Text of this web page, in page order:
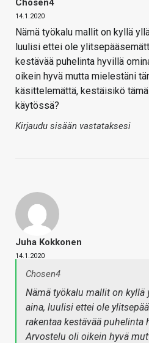
14.1.2020
Nämä työkalu mallit on kyllä
luulisi ettei ole
kestävää puhelinta hyvillä
oikein hyvä mutta mielestäni
käsittelemättä, kestäisikö
käytössä?
Kirjaudu sisään vastataksesi
Juha Kokkonen
14.1.2020
Chosen4
Nämä työkalu mallit on kyllä
aina, luulisi ettei ole
rakentaa kestävää puhelinta
Arvostelu oli oikein hyvä